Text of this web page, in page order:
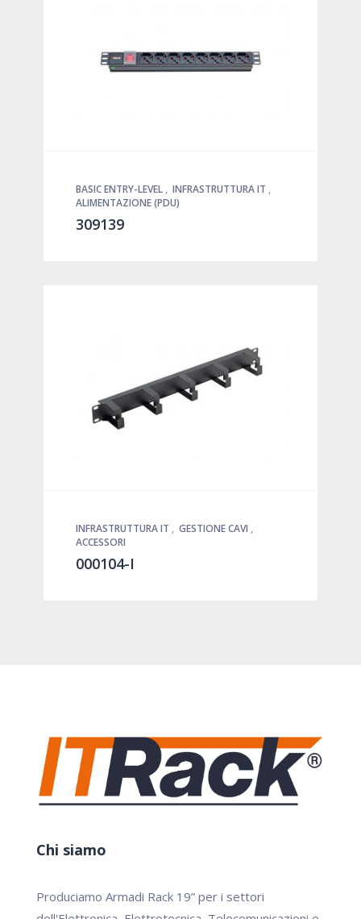
BASIC ENTRY-LEVEL , INFRASTRUTTURA IT ,
ALIMENTAZIONE (PDU)
309139
INFRASTRUTTURA IT , GESTIONE CAVI ,
ACCESSORI
000104-I
Chi siamo
Produciamo Armadi Rack 19” per i settori